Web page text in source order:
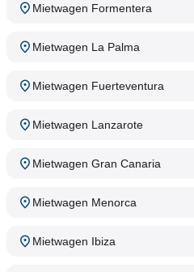
Mietwagen Formentera
Mietwagen La Palma
Mietwagen Fuerteventura
Mietwagen Lanzarote
Mietwagen Gran Canaria
Mietwagen Menorca
Mietwagen Ibiza